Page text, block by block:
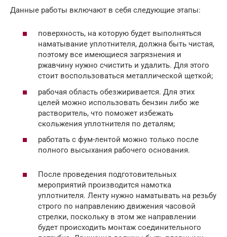
Данные работы включают в себя следующие этапы:
поверхность, на которую будет выполняться
наматывание уплотнителя, должна быть чистая,
поэтому все имеющиеся загрязнения и
ржавчину нужно счистить и удалить. Для этого
стоит воспользоваться металлической щеткой;
рабочая область обезжиривается. Для этих
целей можно использовать бензин либо же
растворитель, что поможет избежать
скольжения уплотнителя по деталям;
работать с фум-лентой можно только после
полного высыхания рабочего основания.
После проведения подготовительных
мероприятий производится намотка
уплотнителя. Ленту нужно наматывать на резьбу
строго по направлению движения часовой
стрелки, поскольку в этом же направлении
будет происходить монтаж соединительного